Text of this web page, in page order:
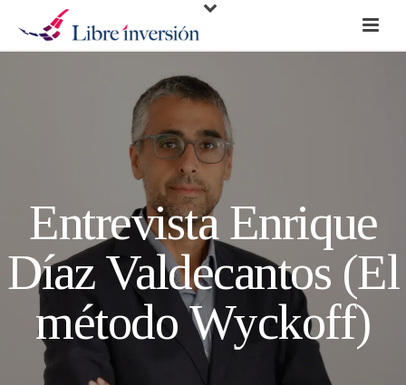
Entrevista Enrique
Díaz Valdecantos (El
método Wyckoff)